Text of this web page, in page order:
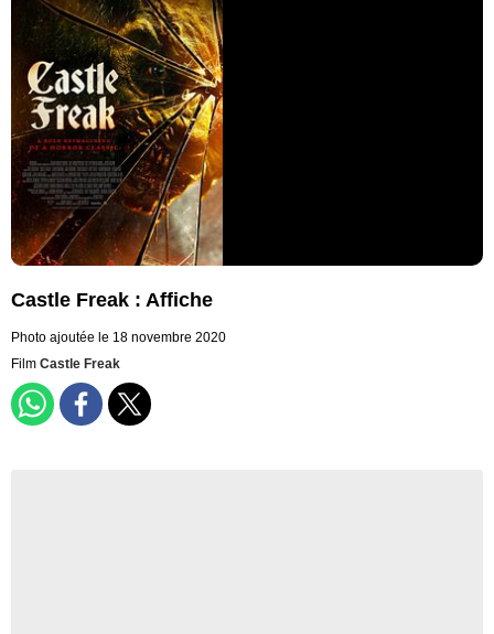
Castle Freak : Affiche
Photo ajoutée le 18 novembre 2020
Film Castle Freak